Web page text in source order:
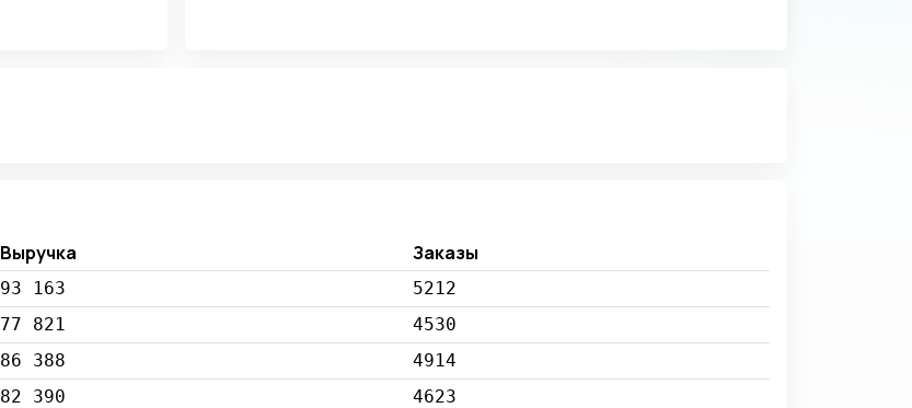
Выручка Заказы
93 163
5212
77 821
4530
86 388
4914
82 390
4623